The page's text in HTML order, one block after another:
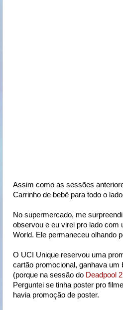
Assim como as sessões
Carrinho de bebê para todo o
No supermercado, me
observou e eu virei pro lado
World. Ele permaneceu olhando
O UCI Unique reservou uma
cartão promocional, ganhava um
(porque na sessão do Deadpool 2
Perguntei se tinha poster pro
havia promoção de poster.